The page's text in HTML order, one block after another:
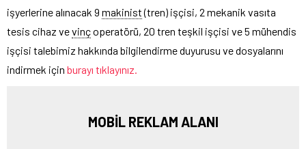
işyerlerine alınacak 9 makinist(tren) işçisi, 2 mekanik vasıta
tesis cihaz vevinçoperatörü, 20 tren teşkil işçisi ve 5 mühendis
işçisi talebimiz hakkında bilgilendirme duyurusu ve dosyalarını
indirmek için burayı tıklayınız.
MOBİL REKLAM ALANI